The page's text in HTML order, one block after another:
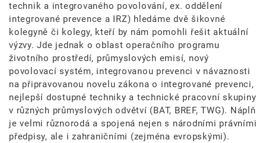
technik a integrovaného povolování, ex. oddělení
integrované prevence a IRZ) hledáme dvě šikovné
kolegyně či kolegy, kteří by nám pomohli řešit aktuální
výzvy. Jde jednak o oblast operačního programu
životního prostředí, průmyslových emisí, nový
povolovací systém, integrovanou prevenci v návaznosti
na připravovanou novelu zákona o integrované prevenci,
nejlepší dostupné techniky a technické pracovní skupiny
v různých průmyslových odvětví (BAT, BREF, TWG). Náplň
je velmi různorodá a spojená nejen s národními právními
předpisy, ale i zahraničními (zejména evropskými).